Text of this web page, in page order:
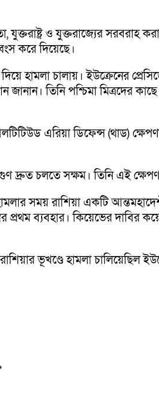
ও যুক্তরাজ্যের সরবরাহ
করে দিয়েছে।
হামলা চালায়। ইউক্রেনের
তিনি পশ্চিমা মিত্রদের
এরিয়া ডিফেন্স (থাড)
দ্রুত চলতে সক্ষম। তিনি এই
সময় রাশিয়া একটি
প্রথম ব্যবহার। কিয়েভের দাবির
ভূখণ্ডে হামলা চালিয়েছিল